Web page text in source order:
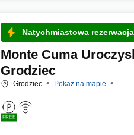
Natychmiastowa rezerwacja
Monte Cuma
Grodziec
Grodziec Pokaż na mapie
FREE